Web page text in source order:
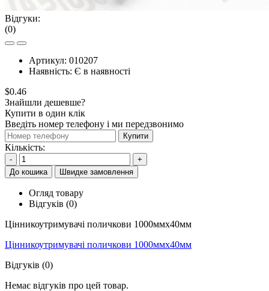
Відгуки:
(0)
Артикул: 010207
Наявність: Є в наявності
$0.46
Знайшли дешевше?
Купити в один клік
Введіть номер телефону і ми передзвонимо
Купити
Кількість:
-
+
До кошика
Швидке замовлення
Огляд товару
Відгуків (0)
Цінникоутримувачі поличкови 1000ммх40мм
Цінникоутримувачі поличкови 1000ммх40мм
Відгуків (0)
Немає відгуків про цей товар.